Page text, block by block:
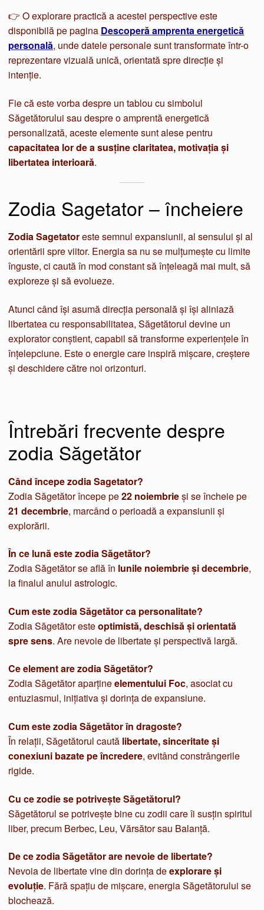
👉 O explorare practică a acestei perspective este
disponibilă pe pagina Descoperă amprenta energetică
personală, unde datele personale sunt transformate într-o
reprezentare vizuală unică, orientată spre direcție și
intenție.
Fie că este vorba despre un tablou cu simbolul
Săgetătorului sau despre o amprentă energetică
personalizată, aceste elemente sunt alese pentru
capacitatea lor de a susține claritatea, motivația și
libertatea interioară.
Zodia Sagetator – încheiere
Zodia Sagetatoreste semnul expansiunii, al sensului și al
orientării spre viitor. Energia sa nu se mulțumește cu limite
înguste, ci caută în mod constant să înțeleagă mai mult, să
exploreze și să evolueze.
Atunci când își asumă direcția personală și își aliniază
libertatea cu responsabilitatea, Săgetătorul devine un
explorator conștient, capabil să transforme experiențele în
înțelepciune. Este o energie care inspiră mișcare, creștere
și deschidere către noi orizonturi.
Întrebări frecvente despre
zodia Săgetător
Când începe zodia Sagetator?
Zodia Săgetător începe pe22 noiembrieși se încheie pe
21 decembrie, marcând o perioadă a expansiunii și
explorării.
În ce lună este zodia Săgetător?
Zodia Săgetător se află în lunile noiembrie și decembrie,
la finalul anului astrologic.
Cum este zodia Săgetător ca personalitate?
Zodia Săgetător esteoptimistă, deschisă și orientată
spre sens. Are nevoie de libertate și perspectivă largă.
Ce element are zodia Săgetător?
Zodia Săgetător aparțineelementului Foc, asociat cu
entuziasmul, inițiativa și dorința de expansiune.
Cum este zodia Săgetător în dragoste?
În relații, Săgetătorul caută libertate, sinceritate și
conexiuni bazate pe încredere, evitând constrângerile
rigide.
Cu ce zodie se potrivește Săgetătorul?
Săgetătorul se potrivește bine cu zodii care îi susțin spiritul
liber, precum Berbec, Leu, Vărsător sau Balanță.
De ce zodia Săgetător are nevoie de libertate?
Nevoia de libertate vine din dorința deexplorare și
evoluție. Fără spațiu de mișcare, energia Săgetătorului se
blochează.